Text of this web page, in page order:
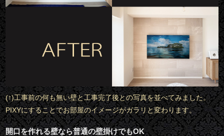
(↑)工事前の何も無い壁と工事完了後との写真を並べてみました。
PIXYにすることでお部屋のイメージがガラリと変わります。
開口を作れる壁なら普通の壁掛けでもOK